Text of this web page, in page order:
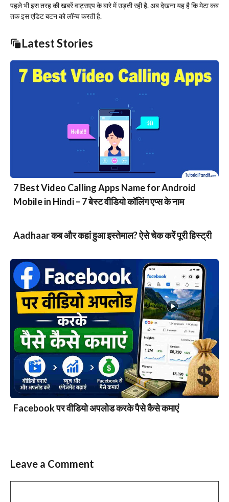
पहले भी इस तरह की खबरें वाट्सएप के बारे में उड़ती रही है. अब देखना यह है कि मेटा कब
तक इस एडिट बटन को लॉन्च करती है.
Latest Stories
7 Best Video Calling Apps Name for Android
Mobile in Hindi – 7 बेस्ट वीडियो कॉलिंग एप्स के नाम
Aadhaar कब और कहां हुआ इस्तेमाल? ऐसे चेक करें पूरी हिस्ट्री
Facebook पर वीडियो अपलोड करके पैसे कैसे कमाएं
Leave a Comment